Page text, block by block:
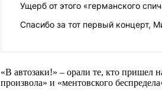
Ущерб от этого «германского
Спасибо за тот первый концерт,
«В автозаки!» – орали те, кто пришел
произвола» и «ментовского